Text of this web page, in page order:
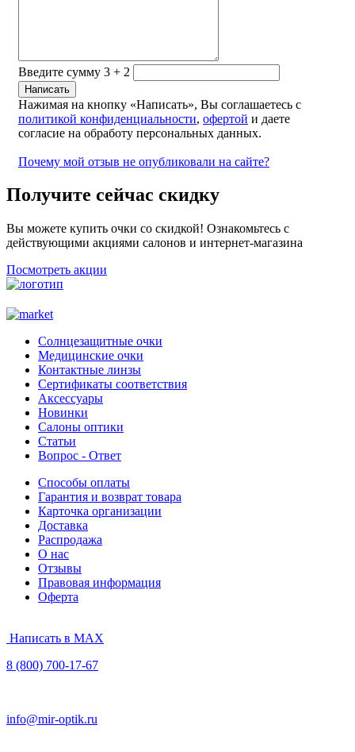
Введите сумму 3 + 2
Нажимая на кнопку «Написать», Вы соглашаетесь с
политикой конфиденциальности, офертой и даете
согласие на обработу персональных данных.
Почему мой отзыв не опубликовали на сайте?
Получите сейчас скидку
Вы можете купить очки со скидкой! Ознакомьтесь с
действующими акциями салонов и интернет-магазина
Посмотреть акции
Солнцезащитные очки
Медицинские очки
Контактные линзы
Сертификаты соответствия
Аксессуары
Новинки
Салоны оптики
Статьи
Вопрос - Ответ
Способы оплаты
Гарантия и возврат товара
Карточка организации
Доставка
Распродажа
О нас
Отзывы
Правовая информация
Оферта
Написать в MAX
8 (800) 700-17-67
info@mir-optik.ru